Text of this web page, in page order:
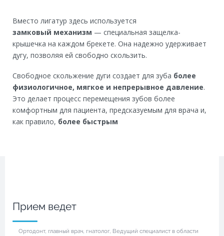
Вместо лигатур здесь используется
замковый механизм — специальная защелка-
крышечка на каждом брекете. Она надежно удерживает
дугу, позволяя ей свободно скользить.
Свободное скольжение дуги создает для зуба более
физиологичное, мягкое и непрерывное давление.
Это делает процесс перемещения зубов более
комфортным для пациента, предсказуемым для врача и,
как правило, более быстрым
Прием ведет
Ортодонт, главный врач, гнатолог, Ведущий специалист в области